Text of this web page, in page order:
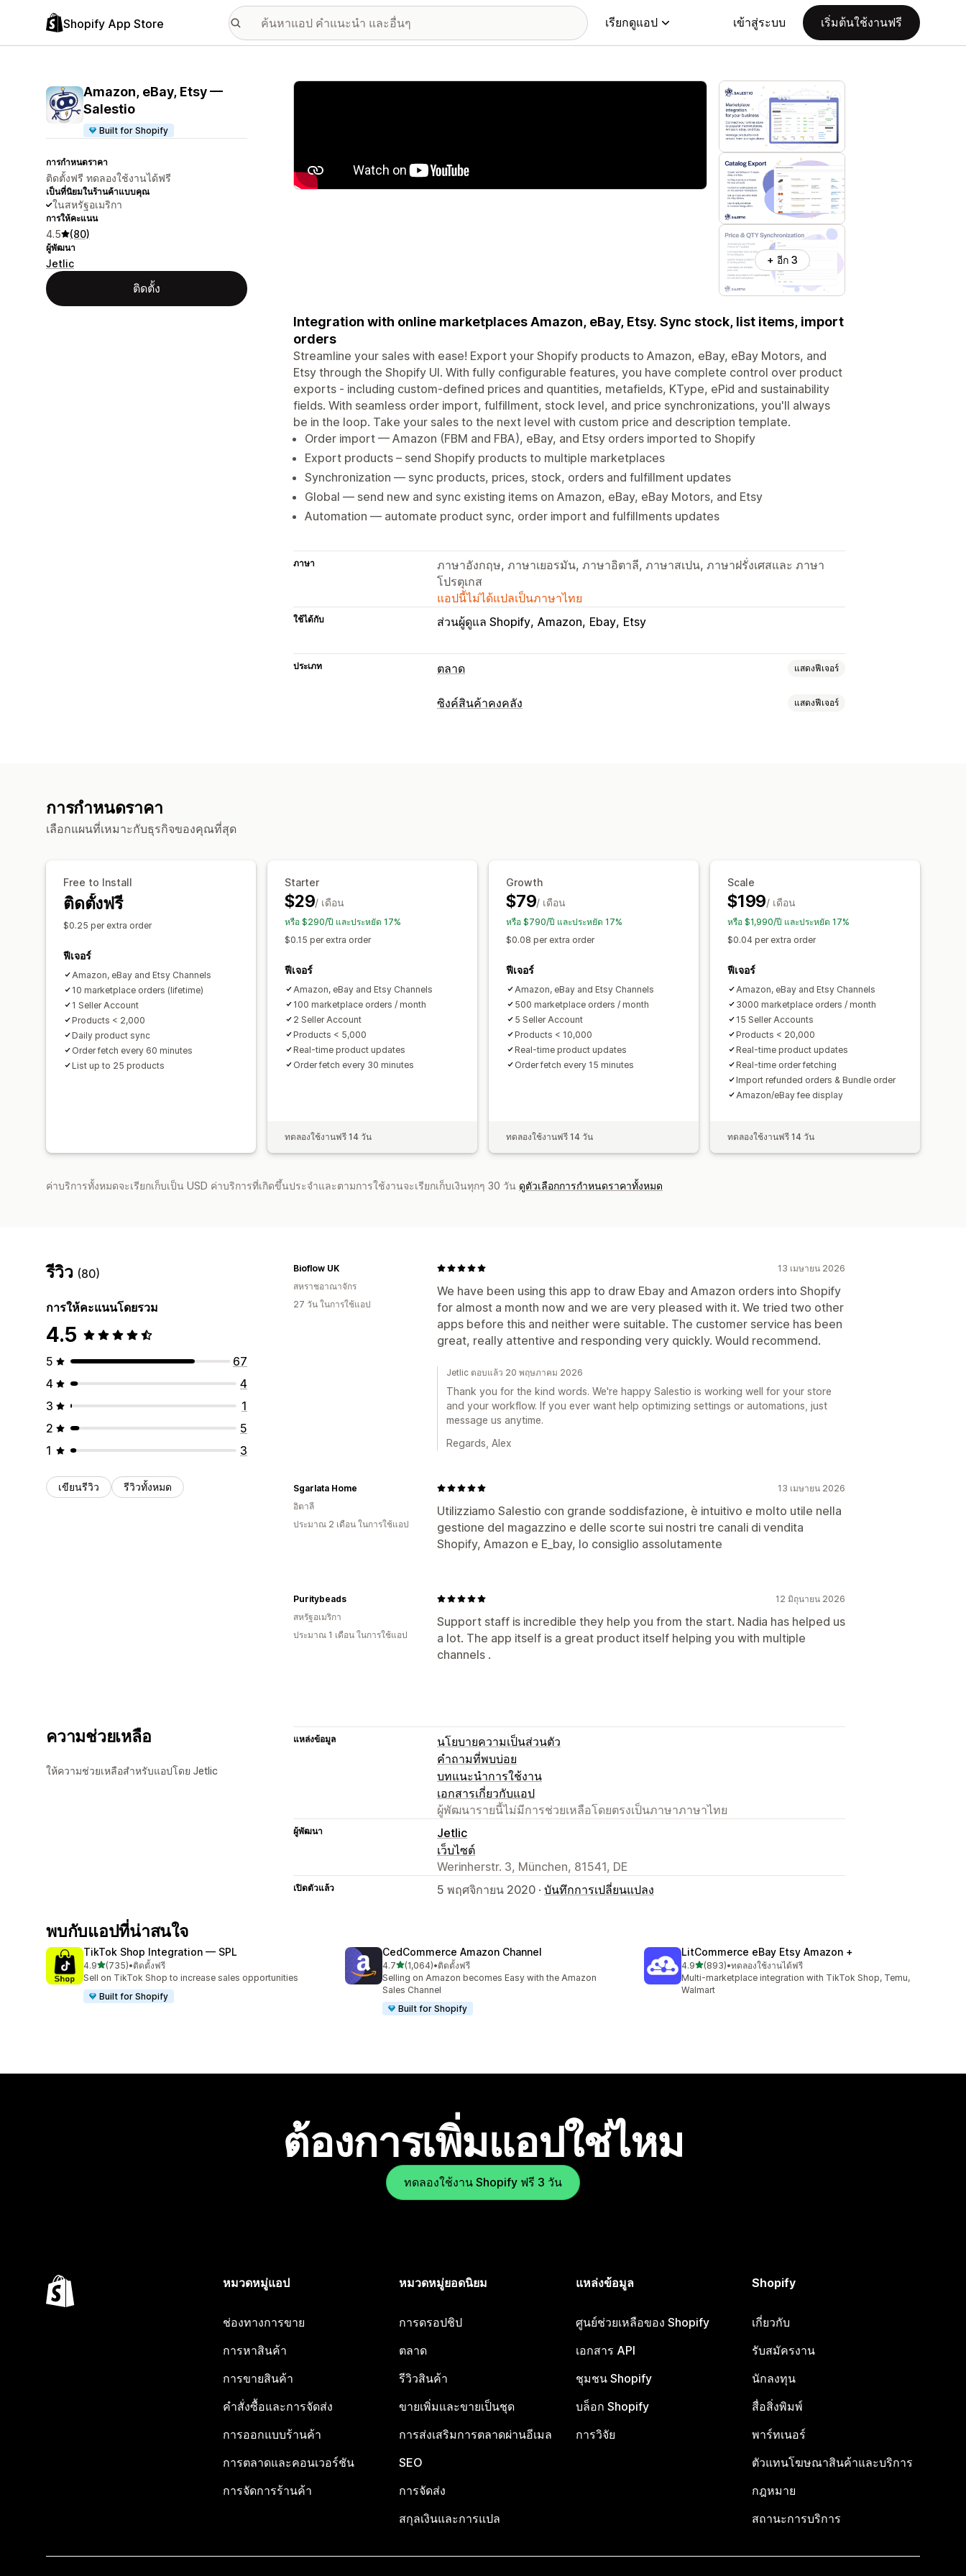
Shopify App Store เรียกดูแอป เข้าสู่ระบบ เริ่มต้นใช้งานฟรี
Amazon, eBay, Etsy —
Salestio
Built for Shopify
การกำหนดราคา
ติดตั้งฟรี ทดลองใช้งานได้ฟรี
เป็นที่นิยมในร้านค้าแบบคุณ
ในสหรัฐอเมริกา
การให้คะแนน
4.5 (80)
ผู้พัฒนา
Jetlic
ติดตั้ง
แกลเลอรีรูปภาพที่แสดง
+ อีก 3
Integration with online marketplaces Amazon, eBay, Etsy. Sync stock, list items, import
orders
Streamline your sales with ease! Export your Shopify products to Amazon, eBay, eBay Motors, and
Etsy through the Shopify UI. With fully configurable features, you have complete control over product
exports - including custom-defined prices and quantities, metafields, KType, ePid and sustainability
fields. With seamless order import, fulfillment, stock level, and price synchronizations, you'll always
be in the loop. Take your sales to the next level with custom price and description template.
Order import — Amazon (FBM and FBA), eBay, and Etsy orders imported to Shopify
Export products – send Shopify products to multiple marketplaces
Synchronization — sync products, prices, stock, orders and fulfillment updates
Global — send new and sync existing items on Amazon, eBay, eBay Motors, and Etsy
Automation — automate product sync, order import and fulfillments updates
ภาษา
ภาษาอังกฤษ, ภาษาเยอรมัน, ภาษาอิตาลี, ภาษาสเปน, ภาษาฝรั่งเศสและ ภาษา
โปรตุเกส
แอปนี้ไม่ได้แปลเป็นภาษาไทย
ใช้ได้กับ ส่วนผู้ดูแล Shopify Amazon Ebay Etsy
ประเภท ตลาด แสดงฟีเจอร์
การจัดการการทำรายการสินค้า
ซิงค์สินค้าคงคลัง แสดงฟีเจอร์
สถานะเรียลไทม์
การกำหนดราคา
เลือกแผนที่เหมาะกับธุรกิจของคุณที่สุด
Free to Install
ติดตั้งฟรี
$0.25 per extra order
ฟีเจอร์
Amazon, eBay and Etsy Channels
10 marketplace orders (lifetime)
1 Seller Account
Products < 2,000
Daily product sync
Order fetch every 60 minutes
List up to 25 products
Starter
$29/ เดือน
หรือ $290/ปี และประหยัด 17%
$0.15 per extra order
ฟีเจอร์
Amazon, eBay and Etsy Channels
100 marketplace orders / month
2 Seller Account
Products < 5,000
Real-time product updates
Order fetch every 30 minutes
ทดลองใช้งานฟรี 14 วัน
Growth
$79/ เดือน
หรือ $790/ปี และประหยัด 17%
$0.08 per extra order
ฟีเจอร์
Amazon, eBay and Etsy Channels
500 marketplace orders / month
5 Seller Account
Products < 10,000
Real-time product updates
Order fetch every 15 minutes
ทดลองใช้งานฟรี 14 วัน
Scale
$199/ เดือน
หรือ $1,990/ปี และประหยัด 17%
$0.04 per extra order
ฟีเจอร์
Amazon, eBay and Etsy Channels
3000 marketplace orders / month
15 Seller Accounts
Products < 20,000
Real-time product updates
Real-time order fetching
Import refunded orders & Bundle order
Amazon/eBay fee display
ทดลองใช้งานฟรี 14 วัน
ค่าบริการทั้งหมดจะเรียกเก็บเป็น USD ค่าบริการที่เกิดขึ้นประจำและตามการใช้งานจะเรียกเก็บเงินทุกๆ 30 วัน ดูตัวเลือกการกำหนดราคาทั้งหมด
รีวิว (80)
การให้คะแนนโดยรวม
4.5
5
67
4
4
3
1
2
5
1
3
เขียนรีวิว รีวิวทั้งหมด
13 เมษายน 2026
We have been using this app to draw Ebay and Amazon orders into Shopify
for almost a month now and we are very pleased with it. We tried two other
apps before this and neither were suitable. The customer service has been
great, really attentive and responding very quickly. Would recommend.
Bioflow UK
สหราชอาณาจักร
27 วัน ในการใช้แอป
Jetlic ตอบแล้ว 20 พฤษภาคม 2026
Thank you for the kind words. We're happy Salestio is working well for your store
and your workflow. If you ever want help optimizing settings or automations, just
message us anytime.
Regards, Alex
13 เมษายน 2026
Utilizziamo Salestio con grande soddisfazione, è intuitivo e molto utile nella
gestione del magazzino e delle scorte sui nostri tre canali di vendita
Shopify, Amazon e E_bay, lo consiglio assolutamente
Sgarlata Home
อิตาลี
ประมาณ 2 เดือน ในการใช้แอป
12 มิถุนายน 2026
Support staff is incredible they help you from the start. Nadia has helped us
a lot. The app itself is a great product itself helping you with multiple
channels .
Puritybeads
สหรัฐอเมริกา
ประมาณ 1 เดือน ในการใช้แอป
ความช่วยเหลือ
ให้ความช่วยเหลือสำหรับแอปโดย Jetlic
แหล่งข้อมูล
นโยบายความเป็นส่วนตัว
คำถามที่พบบ่อย
บทแนะนำการใช้งาน
เอกสารเกี่ยวกับแอป
ผู้พัฒนารายนี้ไม่มีการช่วยเหลือโดยตรงเป็นภาษาภาษาไทย
ผู้พัฒนา
Jetlic
เว็บไซต์
Werinherstr. 3, München, 81541, DE
เปิดตัวแล้ว 5 พฤศจิกายน 2020 · บันทึกการเปลี่ยนแปลง
พบกับแอปที่น่าสนใจ
TikTok Shop Integration — SPL
4.9เต็ม 5 ดาว
(735)
ทั้งหมด 735 รีวิว
•ติดตั้งฟรี
Sell on TikTok Shop to increase sales opportunities
Built for Shopify
CedCommerce Amazon Channel
4.7เต็ม 5 ดาว
(1,064)
ทั้งหมด 1064 รีวิว
•ติดตั้งฟรี
Selling on Amazon becomes Easy with the Amazon
Sales Channel
Built for Shopify
LitCommerce eBay Etsy Amazon +
4.9เต็ม 5 ดาว
(893)
ทั้งหมด 893 รีวิว
•ทดลองใช้งานได้ฟรี
Multi-marketplace integration with TikTok Shop, Temu,
Walmart
ต้องการเพิ่มแอปใช่ไหม
ทดลองใช้งาน Shopify ฟรี 3 วัน
หมวดหมู่แอป
ช่องทางการขาย
การหาสินค้า
การขายสินค้า
คำสั่งซื้อและการจัดส่ง
การออกแบบร้านค้า
การตลาดและคอนเวอร์ชัน
การจัดการร้านค้า
หมวดหมู่ยอดนิยม
การดรอปชิป
ตลาด
รีวิวสินค้า
ขายเพิ่มและขายเป็นชุด
การส่งเสริมการตลาดผ่านอีเมล
SEO
การจัดส่ง
สกุลเงินและการแปล
แหล่งข้อมูล
ศูนย์ช่วยเหลือของ Shopify
เอกสาร API
ชุมชน Shopify
บล็อก Shopify
การวิจัย
Shopify
เกี่ยวกับ
รับสมัครงาน
นักลงทุน
สื่อสิ่งพิมพ์
พาร์ทเนอร์
ตัวแทนโฆษณาสินค้าและบริการ
กฎหมาย
สถานะการบริการ